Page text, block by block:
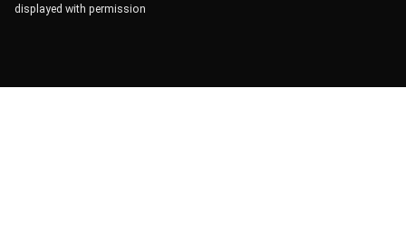
displayed with permission